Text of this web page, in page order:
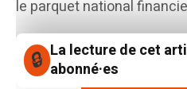
le parquet national
La lecture de cet
abonné·es